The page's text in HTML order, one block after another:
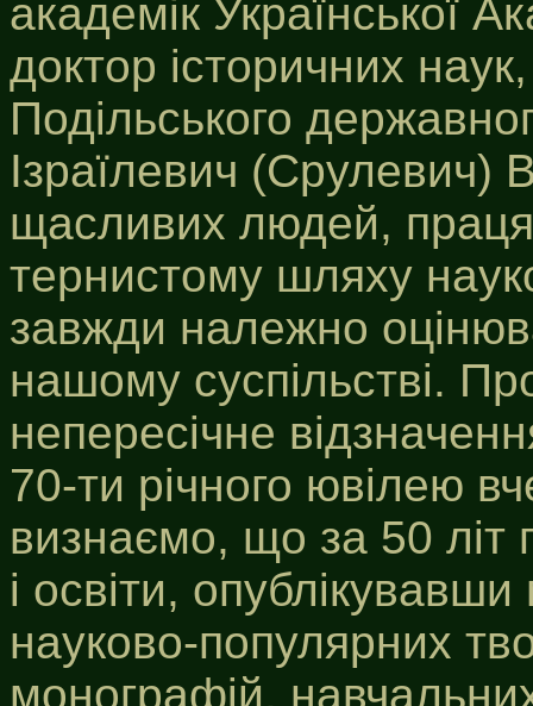
академік Української
доктор історичних
Подільського
Ізраїлевич (Срулевич)
щасливих людей,
тернистому шляху
завжди належно
нашому суспільстві.
непересічне
70-ти річного ювілею
визнаємо, що за 50 літ
і освіти,
науково-популярних
монографій,